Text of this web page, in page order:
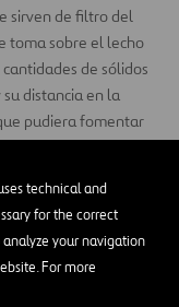
technical and
for the correct
your navigation
For more
sirven de filtro del
toma sobre el lecho
de sólidos
distancia en la
pudiera fomentar
de ósmosis
por lo que
inmisario, que
de un primer